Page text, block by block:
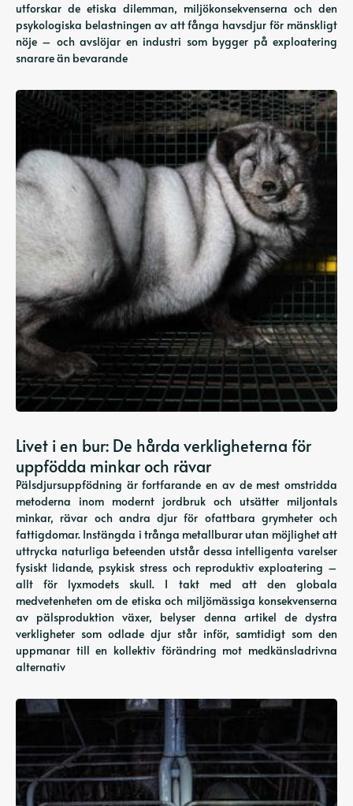
utforskar de etiska dilemman, miljökonsekvenserna och den
psykologiska belastningen av att fånga havsdjur för mänskligt
nöje – och avslöjar en industri som bygger på exploatering
snarare än bevarande
Livet i en bur: De hårda verkligheterna för
uppfödda minkar och rävar
Pälsdjursuppfödning är fortfarande en av de mest omstridda
metoderna inom modernt jordbruk och utsätter miljontals
minkar, rävar och andra djur för ofattbara grymheter och
fattigdomar. Instängda i trånga metallburar utan möjlighet att
uttrycka naturliga beteenden utstår dessa intelligenta varelser
fysiskt lidande, psykisk stress och reproduktiv exploatering –
allt för lyxmodets skull. I takt med att den globala
medvetenheten om de etiska och miljömässiga konsekvenserna
av pälsproduktion växer, belyser denna artikel de dystra
verkligheter som odlade djur står inför, samtidigt som den
uppmanar till en kollektiv förändring mot medkänsladrivna
alternativ